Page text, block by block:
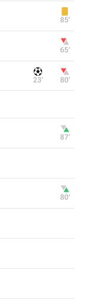
85‎’‎
65‎’‎
23‎’‎ 80‎’‎
87‎’‎
80‎’‎